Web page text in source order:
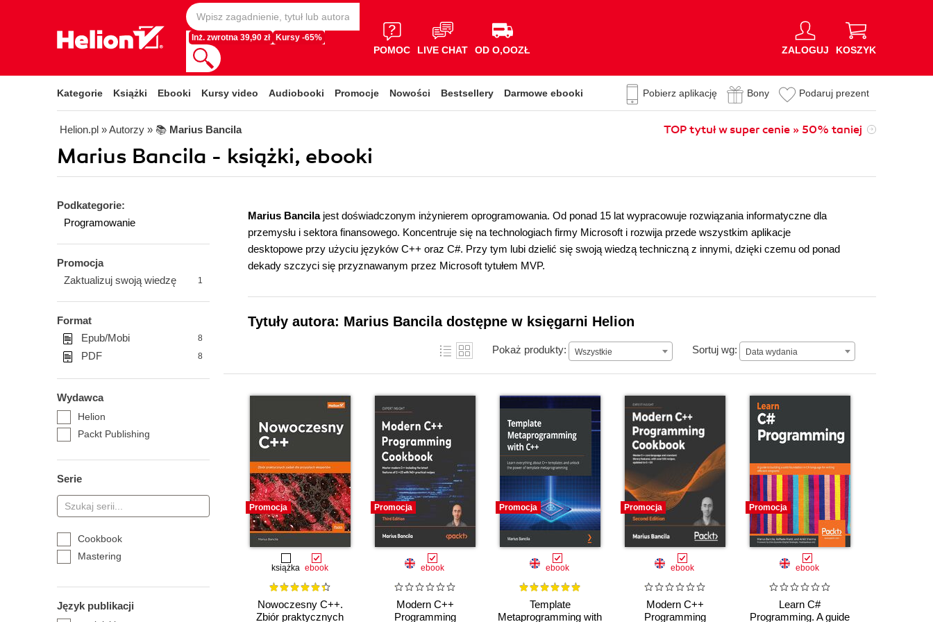
Inż. zwrotna 39,90 zł Kursy -65%
POMOC LIVE CHAT OD O,OOZŁ ZALOGUJ KOSZYK
Kategorie Książki Ebooki Kursy video Audiobooki Promocje Nowości Bestsellery Darmowe ebooki Pobierz aplikację Bony Podaruj prezent
Helion.pl » Autorzy » 📚 Marius Bancila TOP tytuł w super cenie » 50% taniej
Marius Bancila - książki, ebooki
Podkategorie:
Programowanie
Promocja
Zaktualizuj swoją wiedzę
1
Format
Epub/Mobi
8
PDF 8
Wydawca
Helion
Packt Publishing
Serie
Cookbook
Mastering
Język publikacji
Marius Bancila jest doświadczonym inżynierem oprogramowania. Od ponad 15 lat wypracowuje rozwiązania informatyczne dla
przemysłu i sektora finansowego. Koncentruje się na technologiach firmy Microsoft i rozwija przede wszystkim aplikacje
desktopowe przy użyciu języków C++ oraz C#. Przy tym lubi dzielić się swoją wiedzą techniczną z innymi, dzięki czemu od ponad
dekady szczyci się przyznawanym przez Microsoft tytułem MVP.
Tytuły autora: Marius Bancila dostępne w księgarni Helion
Pokaż produkty: Wszystkie Sortuj wg: Data wydania
Data wydania
Promocja
książka ebook
Nowoczesny C++.
Zbiór praktycznych
Promocja
ebook
Modern C++
Programming
Promocja
ebook
Template
Metaprogramming with
Promocja
ebook
Modern C++
Programming
Promocja
ebook
Learn C#
Programming. A guide